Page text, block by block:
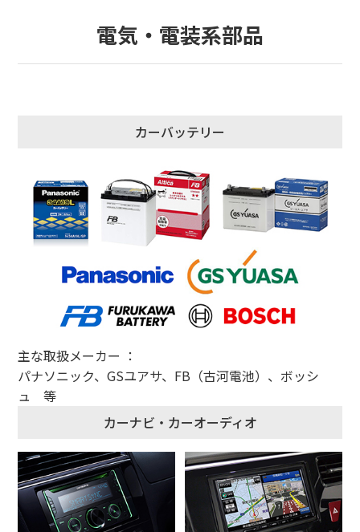
電気・電装系部品
カーバッテリー
主な取扱メーカー ：
パナソニック、GSユアサ、FB（古河電池）、ボッシ
ュ 等
カーナビ・カーオーディオ